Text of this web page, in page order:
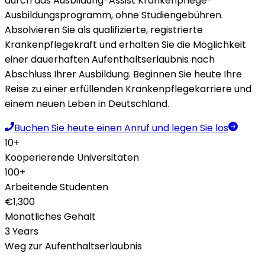
Ausbildungsprogramm, ohne Studiengebühren.
Absolvieren Sie als qualifizierte, registrierte
Krankenpflegekraft und erhalten Sie die Möglichkeit
einer dauerhaften Aufenthaltserlaubnis nach
Abschluss Ihrer Ausbildung. Beginnen Sie heute Ihre
Reise zu einer erfüllenden Krankenpflegekarriere und
einem neuen Leben in Deutschland.
Buchen Sie heute einen Anruf und legen Sie los
10+
Kooperierende Universitäten
100+
Arbeitende Studenten
€1,300
Monatliches Gehalt
3 Years
Weg zur Aufenthaltserlaubnis